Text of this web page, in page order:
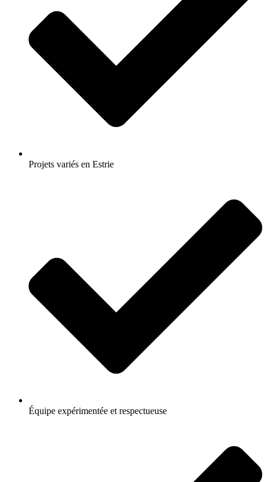
Projets variés en Estrie
Équipe expérimentée et respectueuse